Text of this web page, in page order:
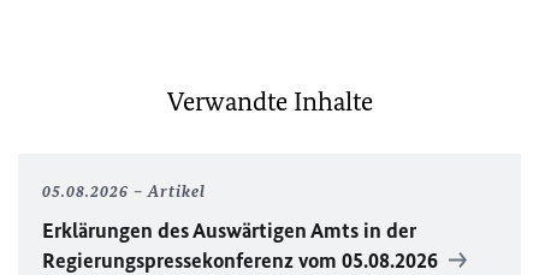
Verwandte Inhalte
05.08.2026 Artikel
Erklärungen des Auswärtigen Amts in der
Regierungspressekonferenz vom 05.08.2026